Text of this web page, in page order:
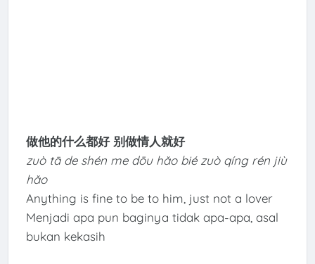
做他的什么都好 别做情人就好
zuò tā de shén me dōu hǎo bié zuò qíng rén jiù
hǎo
Anything is fine to be to him, just not a lover
Menjadi apa pun baginya tidak apa-apa, asal
bukan kekasih